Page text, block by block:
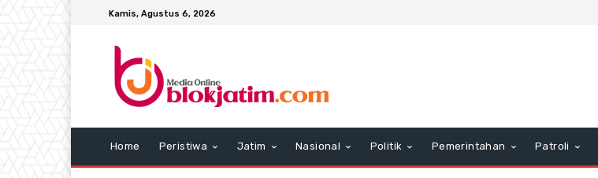
Kamis, Agustus 6, 2026
Home Peristiwa Jatim Nasional Politik Pemerintahan Patroli